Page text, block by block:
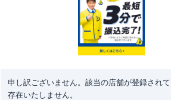
申し訳ございません。該当の店舗が登録されて
存在いたしません。